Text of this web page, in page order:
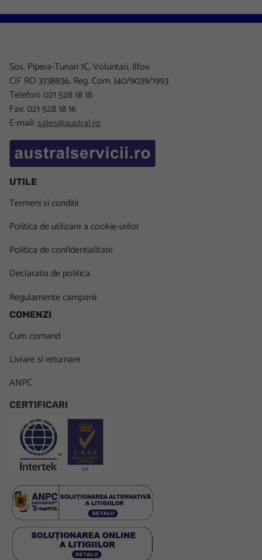
Sos. Pipera-Tunari 1C, Voluntari, Ilfov.
CIF RO 3738836, Reg. Com. J40/9039/1993
Telefon: 021 528 18 18
Fax: 021 528 18 16
E-mail:sales@austral.ro
UTILE
Termeni si conditii
Politica de utilizare a cookie-urilor
Politica de confidentialitate
Declaratia de politica
Regulamente campanii
COMENZI
Cum comand
Livrare si returnare
ANPC
CERTIFICARI